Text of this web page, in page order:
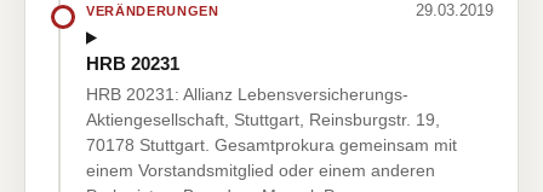
VERÄNDERUNGEN 29.03.2019
HRB 20231
HRB 20231: Allianz Lebensversicherungs-
Aktiengesellschaft, Stuttgart, Reinsburgstr. 19,
70178 Stuttgart. Gesamtprokura gemeinsam mit
einem Vorstandsmitglied oder einem anderen